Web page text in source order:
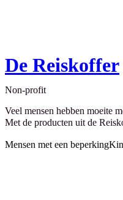
De Reiskoffer
Non-profit
Veel mensen hebben moeite
Met de producten uit de
Mensen met een beperking